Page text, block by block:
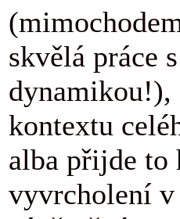
skvělá práce s
dynamikou!),
kontextu
alba přijde to
vyvrcholení v